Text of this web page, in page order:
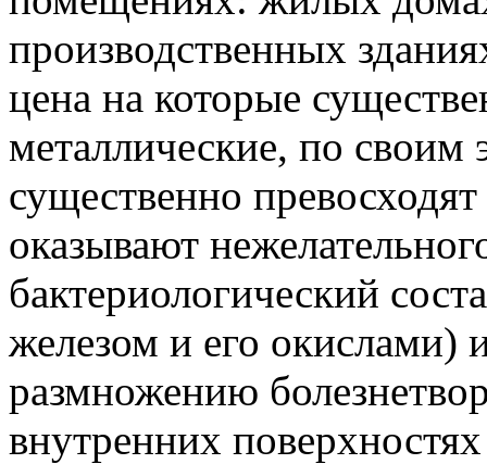
производственных
цена на которые
металлические, по своим
существенно
оказывают
бактериологический
железом и его окислами)
размножению
внутренних